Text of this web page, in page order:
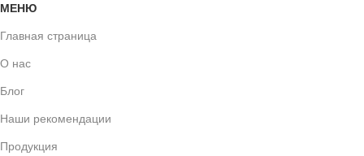
МЕНЮ
Главная страница
О нас
Блог
Наши рекомендации
Продукция